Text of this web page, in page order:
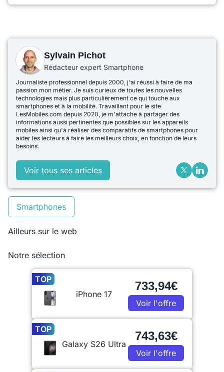
Sylvain Pichot
Rédacteur expert Smartphone
Journaliste professionnel depuis 2000, j'ai réussi à faire de ma
passion mon métier. Je suis curieux de toutes les nouvelles
technologies mais plus particulièrement ce qui touche aux
smartphones et à la mobilité. Travaillant pour le site
LesMobiles.com depuis 2020, je m'attache à partager des
informations aussi pertinentes que possibles sur les appareils
mobiles ainsi qu'à réaliser des comparatifs de smartphones pour
aider les lecteurs à faire les meilleurs choix, en fonction de leurs
besoins.
Voir tous ses articles
Smartphones
Ailleurs sur le web
Notre sélection
TOP
iPhone 17
733,94€
Voir l'offre
TOP
Galaxy S26 Ultra
743,63€
Voir l'offre